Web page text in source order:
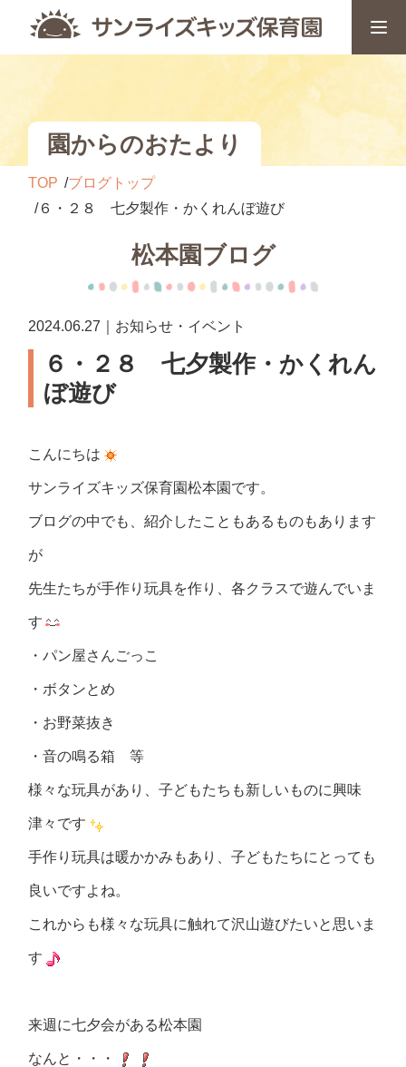
園からのおたより
TOP
ブログトップ
６・２８ 七夕製作・かくれんぼ遊び
松本園ブログ
2024.06.27｜お知らせ・イベント
６・２８ 七夕製作・かくれん
ぼ遊び
こんにちは
サンライズキッズ保育園松本園です。
ブログの中でも、紹介したこともあるものもあります
が
先生たちが手作り玩具を作り、各クラスで遊んでいま
す
・パン屋さんごっこ
・ボタンとめ
・お野菜抜き
・音の鳴る箱 等
様々な玩具があり、子どもたちも新しいものに興味
津々です
手作り玩具は暖かかみもあり、子どもたちにとっても
良いですよね。
これからも様々な玩具に触れて沢山遊びたいと思いま
す
来週に七夕会がある松本園
なんと・・・